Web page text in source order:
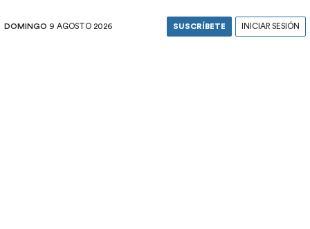
DOMINGO 9 AGOSTO 2026 SUSCRÍBETE INICIAR SESIÓN